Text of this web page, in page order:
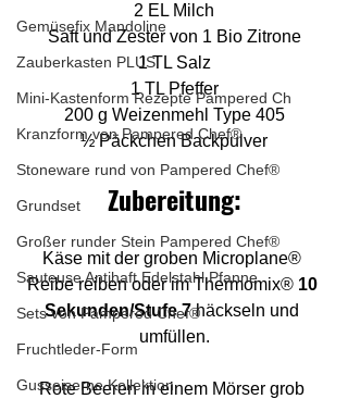
Gemüsefix Mandoline
Zauberkasten PLUS
Mini-Kastenform Rezepte Pampered Ch
Kranzform von Pampered Chef®
Stoneware rund von Pampered Chef®
Grundset
Großer runder Stein Pampered Chef®
Sauteuse Antihaft Edelstahl Pfanne
Sets von Pampered Chef®
Fruchtleder-Form
Gusseiserne Kollektion
2 EL Milch
Saft und Zester von 1 Bio Zitrone
1 TL Salz
1 TL Pfeffer
200 g Weizenmehl Type 405
½ Päckchen Backpulver
Zubereitung:
Käse mit der groben Microplane®
Reibe reiben oder im Thermomix® 10
Sekunden/Stufe 7 häckseln und
umfüllen.
Rote Beeren in einem Mörser grob